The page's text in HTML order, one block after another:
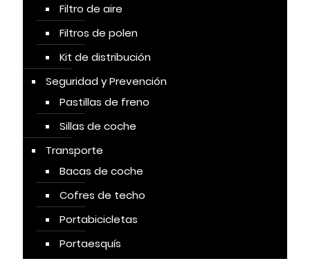
Filtro de aire
Filtros de polen
Kit de distribución
Seguridad y Prevención
Pastillas de freno
Sillas de coche
Transporte
Bacas de coche
Cofres de techo
Portabicicletas
Portaesquís